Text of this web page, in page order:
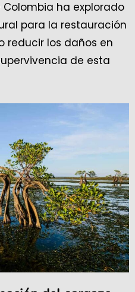
ha explorado
para la restauración
reducir los daños en
de esta